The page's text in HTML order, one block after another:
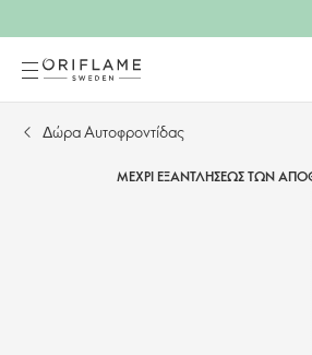
Δώρα Αυτοφροντίδας
ΜΕΧΡΙ ΕΞΑΝΤΛΗΣΕΩΣ ΤΩΝ